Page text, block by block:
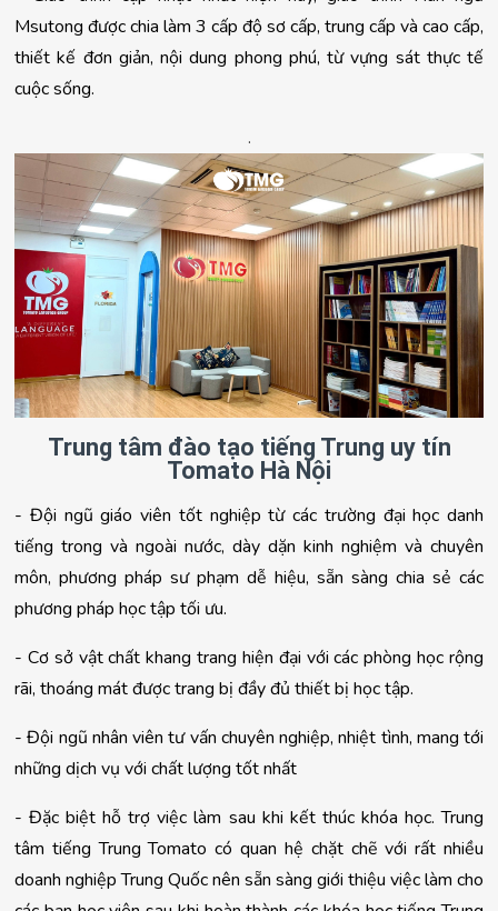
Msutong được chia làm 3 cấp độ sơ cấp, trung cấp và cao cấp,
thiết kế đơn giản, nội dung phong phú, từ vựng sát thực tế
cuộc sống.
.
Trung tâm đào tạo tiếng Trung uy tín
Tomato Hà Nội
- Đội ngũ giáo viên tốt nghiệp từ các trường đại học danh
tiếng trong và ngoài nước, dày dặn kinh nghiệm và chuyên
môn, phương pháp sư phạm dễ hiệu, sẵn sàng chia sẻ các
phương pháp học tập tối ưu.
- Cơ sở vật chất khang trang hiện đại với các phòng học rộng
rãi, thoáng mát được trang bị đầy đủ thiết bị học tập.
- Đội ngũ nhân viên tư vấn chuyên nghiệp, nhiệt tình, mang tới
những dịch vụ với chất lượng tốt nhất
- Đặc biệt hỗ trợ việc làm sau khi kết thúc khóa học. Trung
tâm tiếng Trung Tomato có quan hệ chặt chẽ với rất nhiều
doanh nghiệp Trung Quốc nên sẵn sàng giới thiệu việc làm cho